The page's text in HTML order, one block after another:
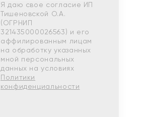
Я даю свое согласие ИП
Тишеновской О.А.
(ОГРНИП
321435000026563) и его
аффилированным лицам
на обработку указанных
мной персональных
данных на условиях
Политики
конфиденциальности